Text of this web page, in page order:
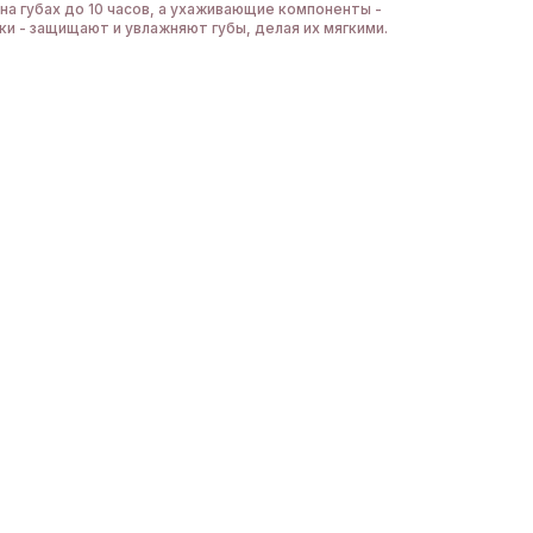
губах до 10 часов, а ухаживающие компоненты -
- защищают и увлажняют губы, делая их мягкими.